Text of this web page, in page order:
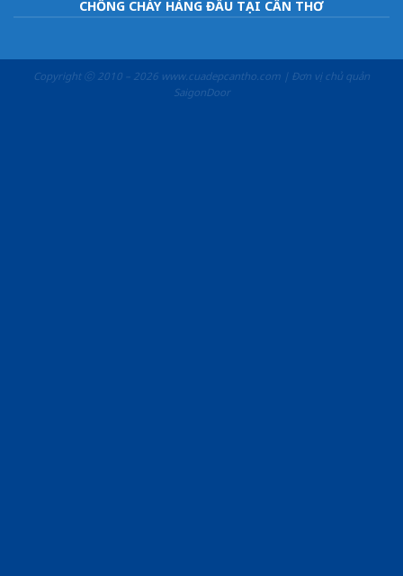
CHỐNG CHÁY HÀNG ĐẦU TẠI CẦN THƠ
Copyright ⓒ 2010 – 2026 www.cuadepcantho.com | Đơn vị chủ quản
SaigonDoor